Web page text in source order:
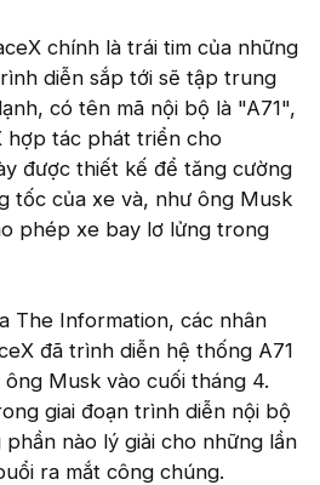
chính là trái tim của những
diễn sắp tới sẽ tập trung
có tên mã nội bộ là "A71",
hợp tác phát triển cho
được thiết kế để tăng cường
tốc của xe và, như ông Musk
phép xe bay lơ lửng trong
The Information, các nhân
đã trình diễn hệ thống A71
Musk vào cuối tháng 4.
giai đoạn trình diễn nội bộ
nào lý giải cho những lần
ra mắt công chúng.